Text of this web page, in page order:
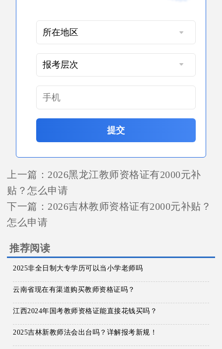
提交
上一篇： 2026黑龙江教师资格证有2000元补
贴？怎么申请
下一篇： 2026吉林教师资格证有2000元补贴？
怎么申请
推荐阅读
2025非全日制大专学历可以当小学老师吗
云南省现在有渠道购买教师资格证吗？
江西2024年国考教师资格证能直接花钱买吗？
2025吉林新教师法会出台吗？详解报考新规！